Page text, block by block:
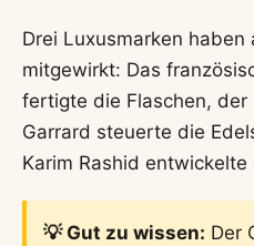
Drei Luxusmarken haben
mitgewirkt: Das
fertigte die Flaschen,
Garrard steuerte die
Karim Rashid entwickelte
💡 Gut zu wissen: Der